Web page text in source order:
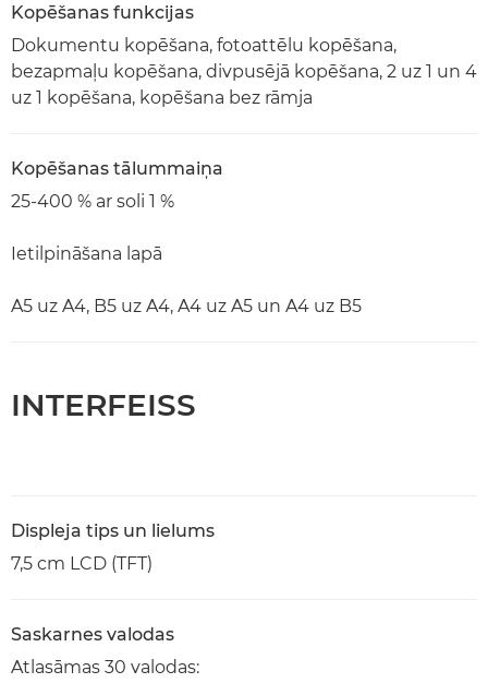
Kopēšanas funkcijas
Dokumentu kopēšana, fotoattēlu kopēšana,
bezapmaļu kopēšana, divpusējā kopēšana, 2 uz 1 un 4
uz 1 kopēšana, kopēšana bez rāmja
Kopēšanas tālummaiņa
25-400 % ar soli 1 %
Ietilpināšana lapā
A5 uz A4, B5 uz A4, A4 uz A5 un A4 uz B5
INTERFEISS
Displeja tips un lielums
7,5 cm LCD (TFT)
Saskarnes valodas
Atlasāmas 30 valodas: